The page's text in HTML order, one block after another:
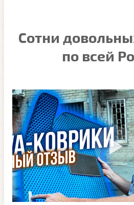
Сотни
по всей